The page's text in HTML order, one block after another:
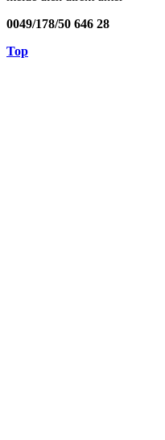
0049/178/50 646 28
Top